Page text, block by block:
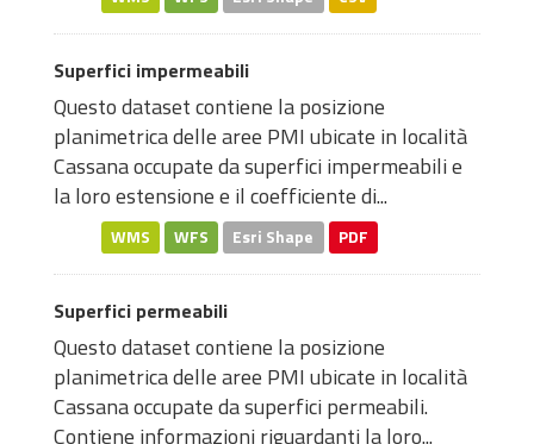
Superfici impermeabili
Questo dataset contiene la posizione
planimetrica delle aree PMI ubicate in località
Cassana occupate da superfici impermeabili e
la loro estensione e il coefficiente di...
WMS WFS Esri Shape PDF
Superfici permeabili
Questo dataset contiene la posizione
planimetrica delle aree PMI ubicate in località
Cassana occupate da superfici permeabili.
Contiene informazioni riguardanti la loro...